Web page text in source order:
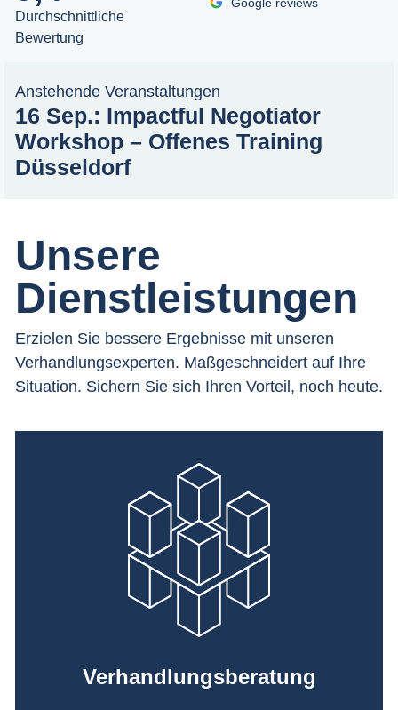
Durchschnittliche
Bewertung
Google reviews
Anstehende Veranstaltungen
16 Sep.: Impactful Negotiator
Workshop – Offenes Training
Düsseldorf
Unsere
Dienstleistungen
Erzielen Sie bessere Ergebnisse mit unseren
Verhandlungsexperten. Maßgeschneidert auf Ihre
Situation. Sichern Sie sich Ihren Vorteil, noch heute.
Verhandlungsberatung